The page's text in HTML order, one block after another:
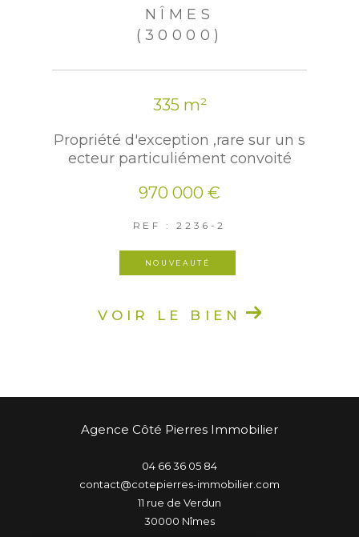
NÎMES
(30000)
335 m²
Propriété d'exception ,rare sur un s
ecteur particuliément convoité
970 000 €
REF : 2236-2
NOUVEAUTÉ
VOIR LE BIEN
Agence Côté Pierres Immobilier
04 66 36 05 84
contact@cotepierres-immobilier.com
11 rue de Verdun
30000
nîmes